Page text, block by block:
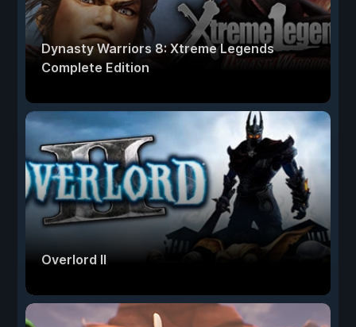
Dynasty Warriors 8: Xtreme Legends
Complete Edition
Overlord II